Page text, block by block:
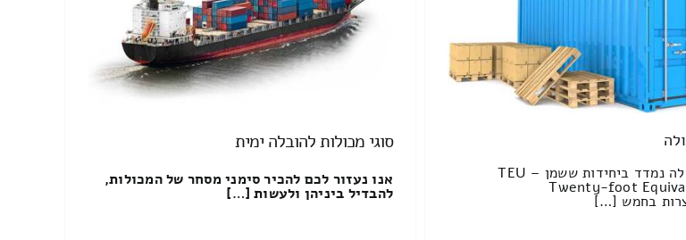
נפח של מכולה נמדד ביחידות ששמן TEU –
Twenty-foot
בחמש […]
סוגי מכולות להובלה ימית
אנו נעזור לכם להכיר סימני מסחר של המכולות,
להבדיל ביניהן ולעשות […]